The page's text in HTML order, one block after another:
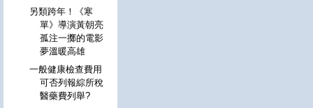
另類跨年！《寒
單》導演黃朝亮
孤注一擲的電影
夢溫暖高雄
一般健康檢查費用
可否列報綜所稅
醫藥費列舉?